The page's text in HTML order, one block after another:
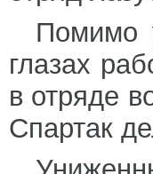
Помимо
глазах
в отряде
Спартак